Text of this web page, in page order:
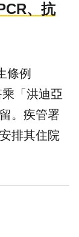
、抗
條例
乘「洪迪亞
。疾管署
排其住院